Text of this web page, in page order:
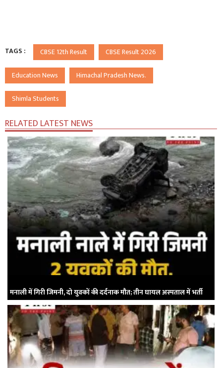
TAGS : CBSE 12th Result CBSE Result 2026
Education News Himachal Pradesh News.
Shimla Students
RELATED LATEST NEWS
मनाली में गिरी जिमनी, दो युवकों की दर्दनाक मौत; तीन घायल अस्पताल में भर्ती